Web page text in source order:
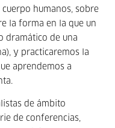
humanos, sobre
la forma en la que un
dramático de una
y practicaremos la
aprendemos a
de ámbito
de conferencias,